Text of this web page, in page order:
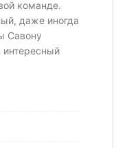
команде.
даже иногда
Савону
интересный